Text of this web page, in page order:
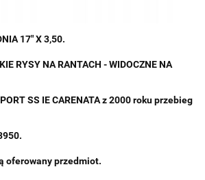
17" X 3,50.
RYSY NA RANTACH - WIDOCZNE NA
SS IE CARENATA z 2000 roku przebieg
oferowany przedmiot.